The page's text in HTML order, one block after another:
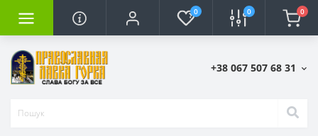
0 0 0
+38 067 507 68 31